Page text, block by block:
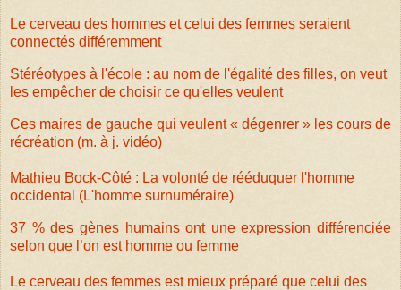
Le cerveau des hommes et celui des femmes seraient
connectés différemment
Stéréotypes à l'école : au nom de l'égalité des filles, on veut
les empêcher de choisir ce qu'elles veulent
Ces maires de gauche qui veulent « dégenrer » les cours de
récréation (m. à j. vidéo)
Mathieu Bock-Côté : La volonté de rééduquer l'homme
occidental (L'homme surnuméraire)
37 % des gènes humains ont une expression différenciée
selon que l’on est homme ou femme
Le cerveau des femmes est mieux préparé que celui des